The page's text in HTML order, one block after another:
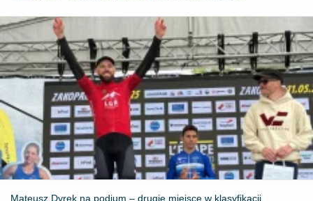
Mateusz Dyrek na podium – drugie miejsce w klasyfikacji